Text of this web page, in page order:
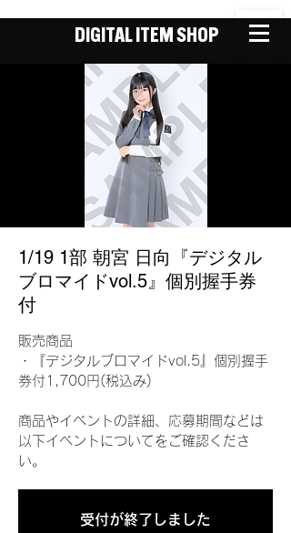
DIGITAL ITEM SHOP
1/19 1部 朝宮 日向『デジタル
ブロマイドvol.5』個別握手券
付
販売商品
・『デジタルブロマイドvol.5』個別握手
券付1,700円(税込み)
商品やイベントの詳細、応募期間などは
以下イベントについてをご確認くださ
い。
受付が終了しました